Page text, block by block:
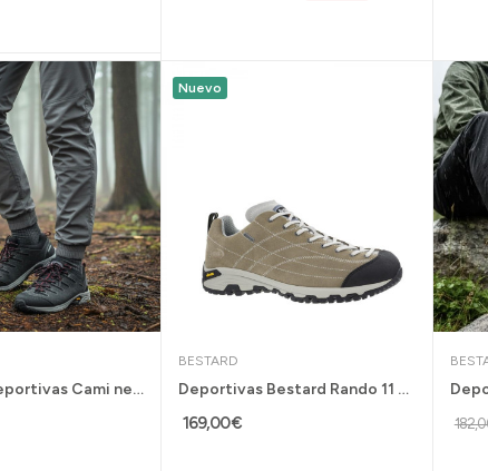
Zapatillas deportivas Cami negra Gore Tex...
Nuevo
BESTARD
Deportivas Bestard Rando 11 Gore Tex horma...
169,00 €